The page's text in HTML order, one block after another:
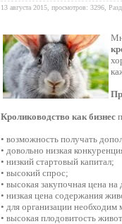
13 августа 2015, просмотров: 3296,
Кролиководство как бизнес
• возможность получать
• довольно низкая
• низкий стартовый капитал;
• высокий спрос;
• высокая закупочная цена на
• низкая цена содержания
• для организации
• высокая плодовитость